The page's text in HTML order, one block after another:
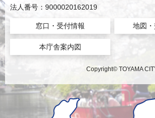
法人番号：9000020162019
窓口・受付情報 地図
本庁舎案内図
Copyright© TOYAMA